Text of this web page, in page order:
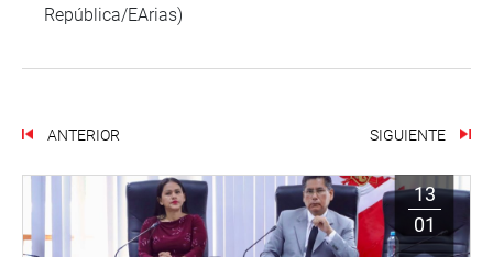
República/EArias)
ANTERIOR SIGUIENTE
13
01